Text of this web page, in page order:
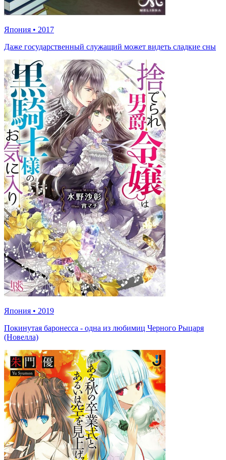
Япония • 2017
Даже государственный служащий может видеть сладкие сны
Япония • 2019
Покинутая баронесса - одна из любимиц Черного Рыцаря
(Новелла)